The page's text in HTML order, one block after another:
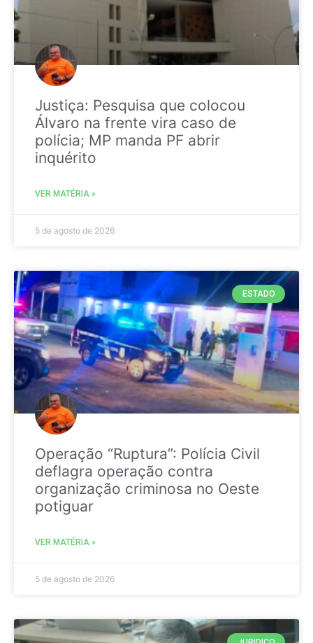
Justiça: Pesquisa que colocou
Álvaro na frente vira caso de
polícia; MP manda PF abrir
inquérito
VER MATÉRIA »
5 de agosto de 2026
ESTADO
Operação “Ruptura”: Polícia Civil
deflagra operação contra
organização criminosa no Oeste
potiguar
VER MATÉRIA »
5 de agosto de 2026